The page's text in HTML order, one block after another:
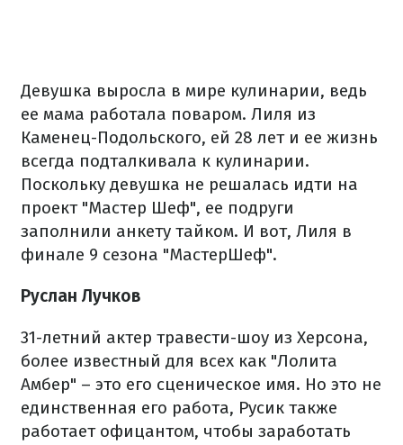
Девушка выросла в мире кулинарии, ведь
ее мама работала поваром. Лиля из
Каменец-Подольского, ей 28 лет и ее жизнь
всегда подталкивала к кулинарии.
Поскольку девушка не решалась идти на
проект "Мастер Шеф", ее подруги
заполнили анкету тайком. И вот, Лиля в
финале 9 сезона "МастерШеф".
Руслан Лучков
31-летний актер травести-шоу из Херсона,
более известный для всех как "Лолита
Амбер" – это его сценическое имя. Но это не
единственная его работа, Русик также
работает офицантом, чтобы заработать